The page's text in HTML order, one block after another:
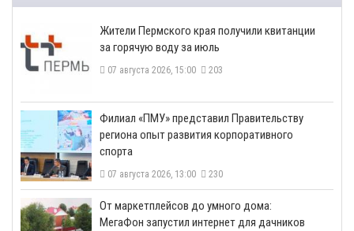
​Жители Пермского края получили квитанции
за горячую воду за июль
07 августа 2026, 15:00 203
​Филиал «ПМУ» представил Правительству
региона опыт развития корпоративного
спорта
07 августа 2026, 13:00 230
От маркетплейсов до умного дома:
МегаФон запустил интернет для дачников